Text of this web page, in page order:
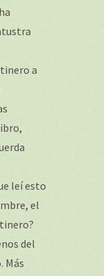
a
leí esto
el
del
Más